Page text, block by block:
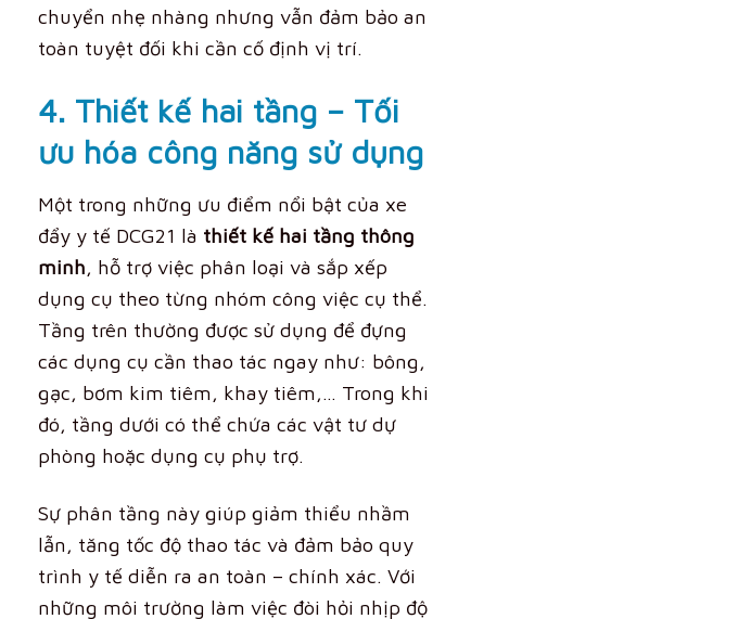
chuyển nhẹ nhàng nhưng vẫn đảm bảo an
toàn tuyệt đối khi cần cố định vị trí.
4. Thiết kế hai tầng – Tối
ưu hóa công năng sử dụng
Một trong những ưu điểm nổi bật của xe
đẩy y tế DCG21 là thiết kế hai tầng thông
minh, hỗ trợ việc phân loại và sắp xếp
dụng cụ theo từng nhóm công việc cụ thể.
Tầng trên thường được sử dụng để đựng
các dụng cụ cần thao tác ngay như: bông,
gạc, bơm kim tiêm, khay tiêm,… Trong khi
đó, tầng dưới có thể chứa các vật tư dự
phòng hoặc dụng cụ phụ trợ.
Sự phân tầng này giúp giảm thiểu nhầm
lẫn, tăng tốc độ thao tác và đảm bảo quy
trình y tế diễn ra an toàn – chính xác. Với
những môi trường làm việc đòi hỏi nhịp độ